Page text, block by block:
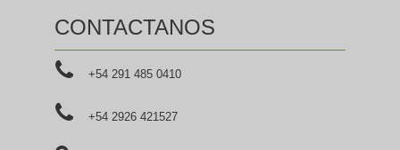
CONTACTANOS
+54 291 485 0410
+54 2926 421527